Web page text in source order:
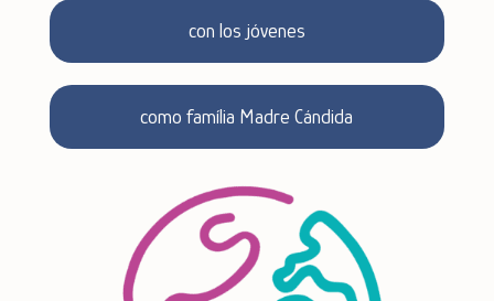
con los jóvenes
como família Madre Cándida